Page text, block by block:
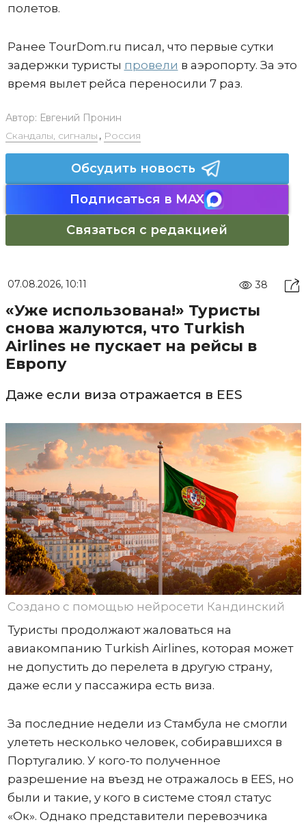
полетов.
Ранее TourDom.ru писал, что первые сутки
задержки туристы провели в аэропорту. За это
время вылет рейса переносили 7 раз.
Автор: Евгений Пронин
Скандалы, сигналы , Россия
Обсудить новость
Подписаться в MAX
Связаться с редакцией
07.08.2026, 10:11 38
«Уже использована!» Туристы
снова жалуются, что Turkish
Airlines не пускает на рейсы в
Европу
Даже если виза отражается в EES
Создано с помощью нейросети Кандинский
Туристы продолжают жаловаться на
авиакомпанию Turkish Airlines, которая может
не допустить до перелета в другую страну,
даже если у пассажира есть виза.
За последние недели из Стамбула не смогли
улететь несколько человек, собиравшихся в
Португалию. У кого-то полученное
разрешение на въезд не отражалось в ЕЕS, но
были и такие, у кого в системе стоял статус
«Ок». Однако представители перевозчика